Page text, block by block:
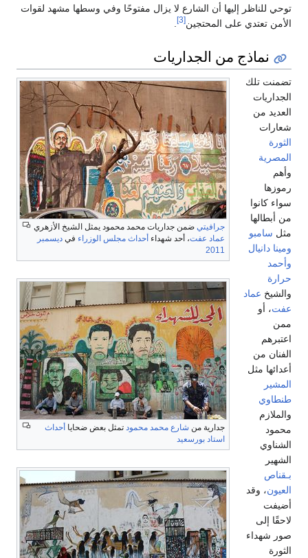
توحي للناظر إليها أن الشارع لا يزال مفتوحًا وفي وسطها مشهد لقوات
الأمن تعتدي على المحتجين[3]
.
نماذج من الجداريات
جرافيتي ضمن جداريات محمد محمود يمثل الشيخ الأزهري
عماد عفت، أحد شهداء أحداث مجلس الوزراء في ديسمبر
2011
جدارية من شارع محمد محمود تمثل بعض ضحايا أحداث
استاد بورسعيد
تضمنت تلك
الجداريات
العديد من
شعارات
الثورة
المصرية
وأهم
رموزها
سواء كانوا
من أبطالها
مثل سامبو
ومينا دانيال
وأحمد
حرارة
والشيخ عماد
عفت، أو
ممن
اعتبرهم
الفنان من
أعدائها مثل
المشير
طنطاوي
والملازم
محمود
الشناوي
الشهير
بـقناص
العيون، وقد
أضيفت
لاحقًا إلى
صور شهداء
الثورة